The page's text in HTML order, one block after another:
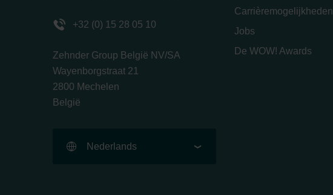
+32 (0) 15 28 05 10
Zehnder Group België NV/SA
Wayenborgstraat 21
2800 Mechelen
België
Nederlands
Carrièremogelijkheden
Jobs
De WOW! Awards